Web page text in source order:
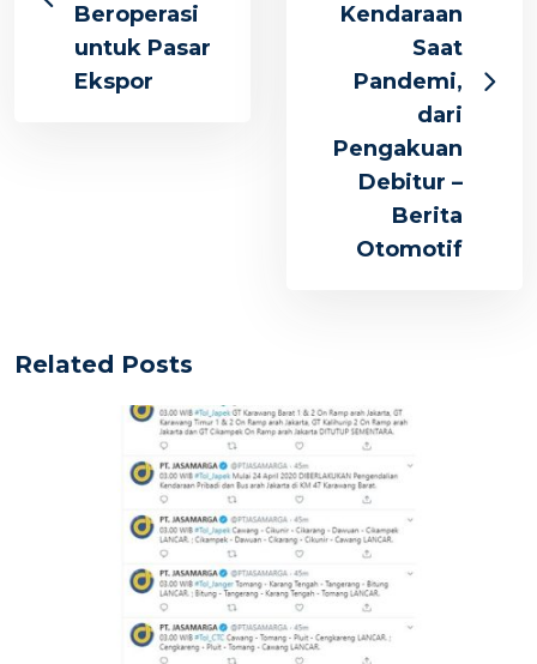
Beroperasi
untuk Pasar
Ekspor
Kendaraan
Saat
Pandemi,
dari
Pengakuan
Debitur –
Berita
Otomotif
Related Posts